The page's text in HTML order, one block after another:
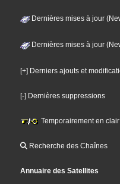
Dernières mises à jour
Dernières mises à jour
[+] Derniers ajouts et
[-] Dernières suppressions
Temporairement en
Recherche des Chaînes
Annuaire des Satellites